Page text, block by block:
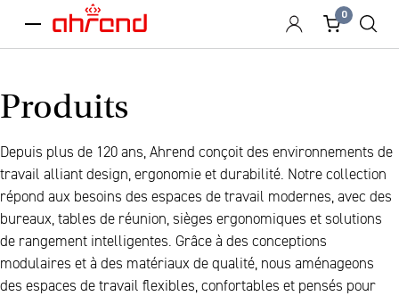
menu
0
Produits
Depuis plus de 120 ans, Ahrend conçoit des environnements de
travail alliant design, ergonomie et durabilité. Notre collection
répond aux besoins des espaces de travail modernes, avec des
bureaux, tables de réunion, sièges ergonomiques et solutions
de rangement intelligentes. Grâce à des conceptions
modulaires et à des matériaux de qualité, nous aménageons
des espaces de travail flexibles, confortables et pensés pour